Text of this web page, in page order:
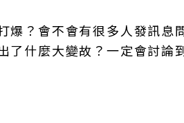
爆？會不會有很多人發訊息
了什麼大變故？一定會討論